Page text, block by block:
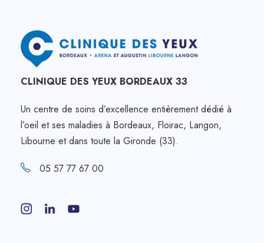
CLINIQUE DES YEUX BORDEAUX 33
Un centre de soins d’excellence entièrement dédié à
l’oeil et ses maladies à Bordeaux, Floirac, Langon,
Libourne et dans toute la Gironde (33).
05 57 77 67 00